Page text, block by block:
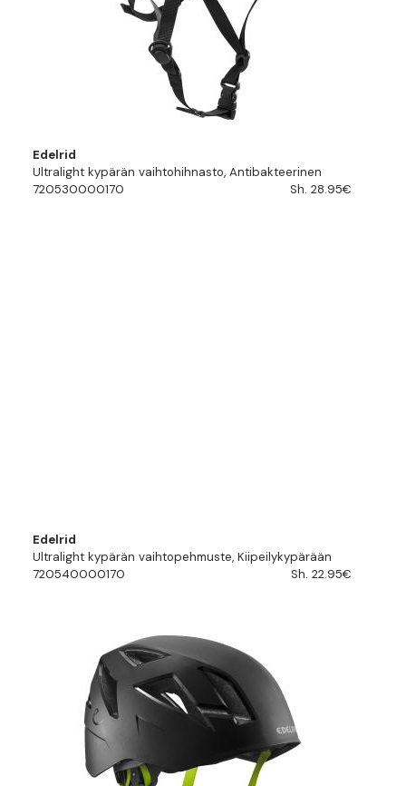
Edelrid
Ultralight kypärän vaihtohihnasto, Antibakteerinen
720530000170
Sh. 28.95€
Edelrid
Ultralight kypärän vaihtopehmuste, Kiipeilykypärään
720540000170
Sh. 22.95€